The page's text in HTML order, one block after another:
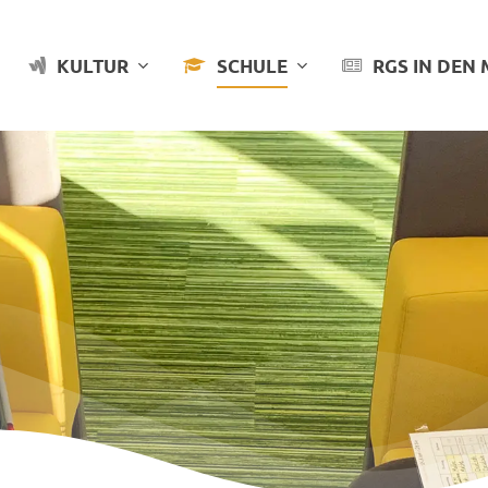
KULTUR SCHULE RGS IN DEN